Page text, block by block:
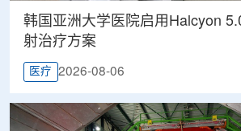
韩国亚洲大学医院启用Halcyon
射治疗方案
医疗 2026-08-06